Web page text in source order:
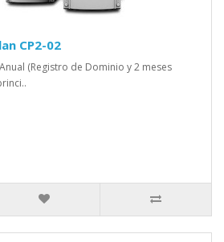
CP2-02
(Registro de Dominio y 2 meses